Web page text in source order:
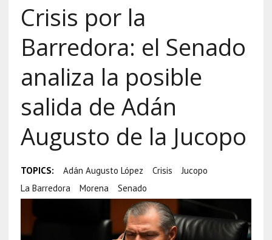
Crisis por la
Barredora: el Senado
analiza la posible
salida de Adán
Augusto de la Jucopo
TOPICS: Adán Augusto López Crisis
Jucopo
La Barredora
Morena Senado